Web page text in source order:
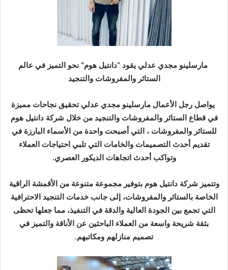
ي
مارسلينو مجدي عدلي يقود “دانتيل هوم” نحو التميز في عالم
الستائر والمفروشات والتنجيد
يواصل رجل الأعمال مارسلينو مجدي عدلي تحقيق نجاحات مميزة
في قطاع الستائر والمفروشات والتنجيد من خلال شركة دانتيل هوم
للستائر والمفروشات ، التي أصبحت واحدة من الأسماء البارزة في
تقديم أحدث التصميمات والخامات التي تلبي احتياجات العملاء
وتواكب أحدث اتجاهات الديكور العصري.
وتتميز شركة دانتيل هوم بتوفير مجموعة متنوعة من الأقمشة الراقية
الخاصة بالستائر والمفروشات، إلى جانب خدمات التنجيد الاحترافية
التي تجمع بين الجودة العالية والدقة في التنفيذ، مما جعلها تحظى
بثقة شريحة واسعة من العملاء الباحثين عن الأناقة والتميز في
تصميم منازلهم ومكاتبهم.